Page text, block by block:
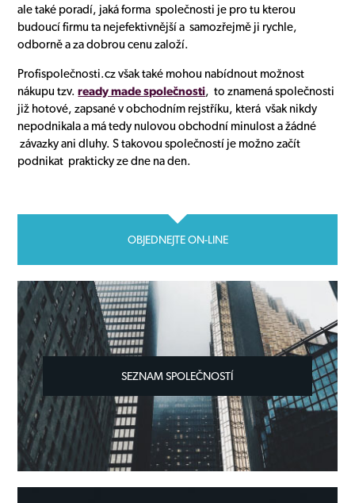
ale také poradí, jaká forma společnosti je pro tu kterou
budoucí firmu ta nejefektivnější a samozřejmě ji rychle,
odborně a za dobrou cenu založí.
Profispolečnosti.cz však také mohou nabídnout možnost
nákupu tzv.ready made společnosti, to znamená společnosti
již hotové, zapsané v obchodním rejstříku, která však nikdy
nepodnikala a má tedy nulovou obchodní minulost a žádné
závazky ani dluhy. S takovou společností je možno začít
podnikat prakticky ze dne na den.
OBJEDNEJTE ON-LINE
SEZNAM SPOLEČNOSTÍ